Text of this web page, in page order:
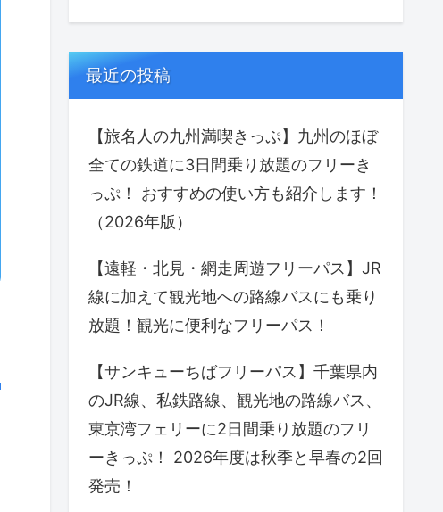
最近の投稿
【旅名人の九州満喫きっぷ】九州のほぼ
全ての鉄道に3日間乗り放題のフリーき
っぷ！ おすすめの使い方も紹介します！
（2026年版）
【遠軽・北見・網走周遊フリーパス】JR
線に加えて観光地への路線バスにも乗り
放題！観光に便利なフリーパス！
【サンキューちばフリーパス】千葉県内
のJR線、私鉄路線、観光地の路線バス、
東京湾フェリーに2日間乗り放題のフリ
ーきっぷ！ 2026年度は秋季と早春の2回
発売！